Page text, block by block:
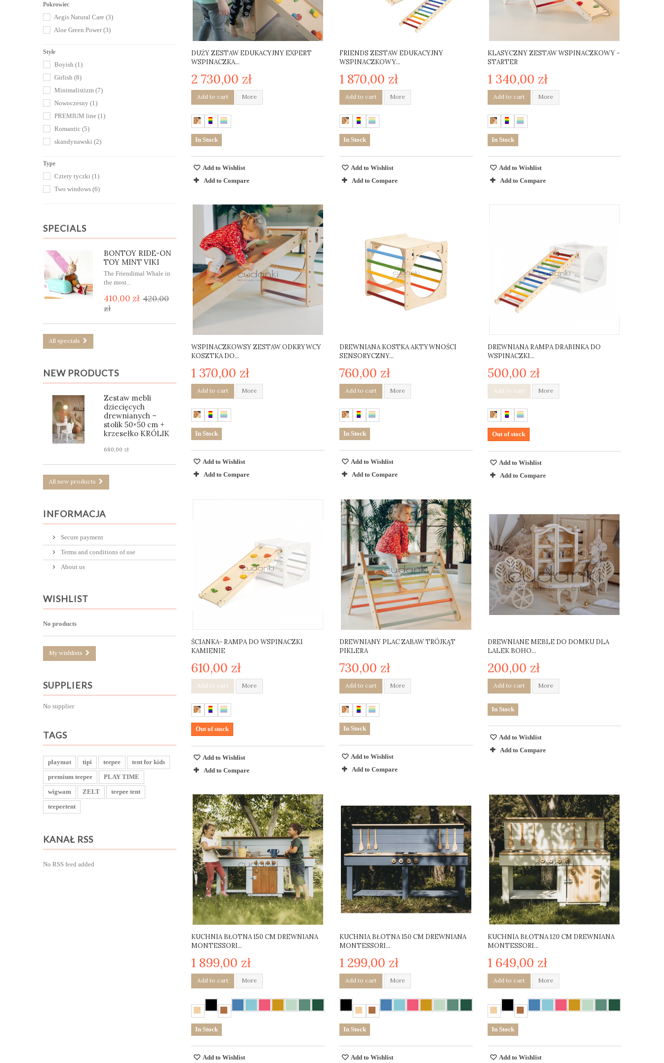
Fioletowy
jasny szary + pastelowy róż
Jasny Szary + Pastelowa Mięta
Głęboki granat (3)
Niemalowane
Lakierowane bezbarwny
z próbnika RAL(1)
Tęcza pastelowa
Pokrowiec
Aegis Natural Care (3)
Aloe Green Power(3)
Style
Boyish (1)
Girlish (8)
Minimalistizm (7)
Nowoczesny (1)
PREMIUM line (1)
Romantic (5)
skandynawski (2)
Type
Cztery tyczki (1)
Two windows (6)
SPECIALS
BONTOY RIDE-ON
TOY MINT VIKI
The Friendimal Whale in
the most...
410,00 zł 420,00
zł
All specials
NEW PRODUCTS
Zestaw mebli
dziecięcych
drewnianych –
stolik 50×50 cm +
krzesełko KRÓLIK
680,00 zł
All new products
INFORMACJA
Secure payment
Terms and conditions of use
About us
WISHLIST
No products
My wishlists
SUPPLIERS
No supplier
TAGS
playmat tipi teepee
tent for kids
premium teepee
PLAY TIME
wigwam
ZELT
teepee tent
teepeetent
KANAŁ RSS
No RSS feed added
DUŻY ZESTAW EDUKACYJNY EXPERT
WSPINACZKA...
2 730,00 zł
Add to cart More
In Stock
Add to Wishlist
Add to Compare
FRIENDS ZESTAW EDUKACYJNY
WSPINACZKOWY...
1 870,00 zł
Add to cart More
In Stock
Add to Wishlist
Add to Compare
KLASYCZNY ZESTAW WSPINACZKOWY -
STARTER
1 340,00 zł
Add to cart More
In Stock
Add to Wishlist
Add to Compare
WSPINACZKOWSY ZESTAW ODKRYWCY
KOSZTKA DO...
1 370,00 zł
Add to cart More
In Stock
Add to Wishlist
Add to Compare
DREWNIANA KOSTKA AKTYWNOŚCI
SENSORYCZNY...
760,00 zł
Add to cart More
In Stock
Add to Wishlist
Add to Compare
DREWNIANA RAMPA DRABINKA DO
WSPINACZKI...
500,00 zł
Add to cart More
Out of stock
Add to Wishlist
Add to Compare
ŚCIANKA- RAMPA DO WSPINACZKI
KAMIENIE
610,00 zł
Add to cart More
Out of stock
Add to Wishlist
Add to Compare
DREWNIANY PLAC ZABAW TRÓJKĄT
PIKLERA
730,00 zł
Add to cart More
In Stock
Add to Wishlist
Add to Compare
DREWNIANE MEBLE DO DOMKU DLA
LALEK BOHO...
200,00 zł
Add to cart More
In Stock
Add to Wishlist
Add to Compare
KUCHNIA BŁOTNA 150 CM DREWNIANA
MONTESSORI...
1 899,00 zł
Add to cart More
In Stock
Add to Wishlist
KUCHNIA BŁOTNA 150 CM DREWNIANA
MONTESSORI...
1 299,00 zł
Add to cart More
In Stock
Add to Wishlist
KUCHNIA BŁOTNA 120 CM DREWNIANA
MONTESSORI...
1 649,00 zł
Add to cart More
In Stock
Add to Wishlist